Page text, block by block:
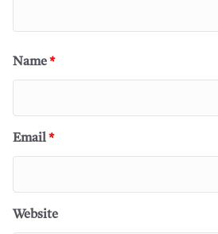
Name*
Email*
Website